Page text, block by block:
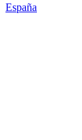
España